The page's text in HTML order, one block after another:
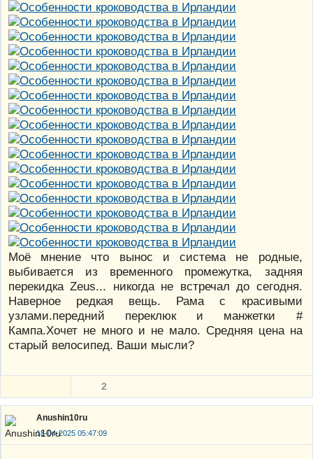
Моё мнение что вынос и система не родные,
выбивается из временного промежутка, задняя
перекидка Zeus... никогда не встречал до сегодня.
Наверное редкая вещь. Рама с красивыми
узлами.передний переклюк и манжетки #
Кампа.Хочет не много и не мало. Средняя цена на
старый велосипед. Ваши мысли?
2
Anushin10ru
18-04-2025 05:47:09